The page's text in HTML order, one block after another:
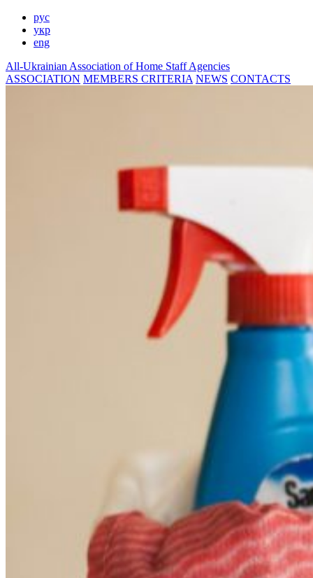
рус
укр
eng
All-Ukrainian Association of Home Staff Agencies
ASSOCIATION MEMBERS CRITERIA NEWS CONTACTS